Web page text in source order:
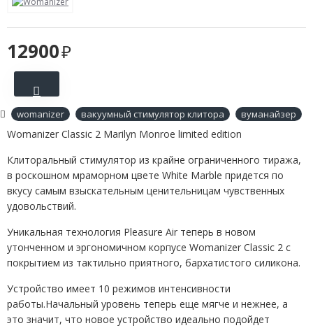
12900
womanizer вакуумный стимулятор клитора вуманайзер
Womanizer Classic 2 Marilyn Monroe limited edition
Клиторальный стимулятор из крайне ограниченного тиража,
в роскошном мраморном цвете White Marble придется по
вкусу самым взыскательным ценительницам чувственных
удовольствий.
Уникальная технология Pleasure Air теперь в новом
утонченном и эргономичном корпусе Womanizer Classic 2 с
покрытием из тактильно приятного, бархатистого силикона.
Устройство имеет 10 режимов интенсивности
работы.Начальный уровень теперь еще мягче и нежнее, а
это значит, что новое устройство идеально подойдет